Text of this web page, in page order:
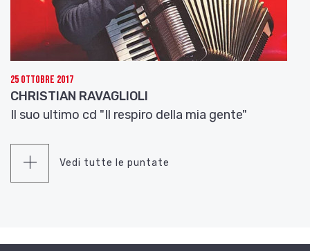
25 Ottobre 2017
CHRISTIAN RAVAGLIOLI
Il suo ultimo cd "Il respiro della mia gente"
Vedi tutte le puntate